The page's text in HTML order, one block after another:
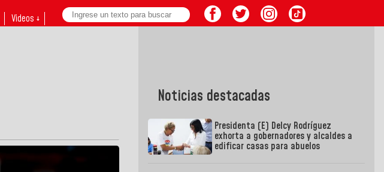
Videos ↓
Noticias destacadas
Presidenta (E) Delcy Rodríguez
exhorta a gobernadores y alcaldes a
edificar casas para abuelos